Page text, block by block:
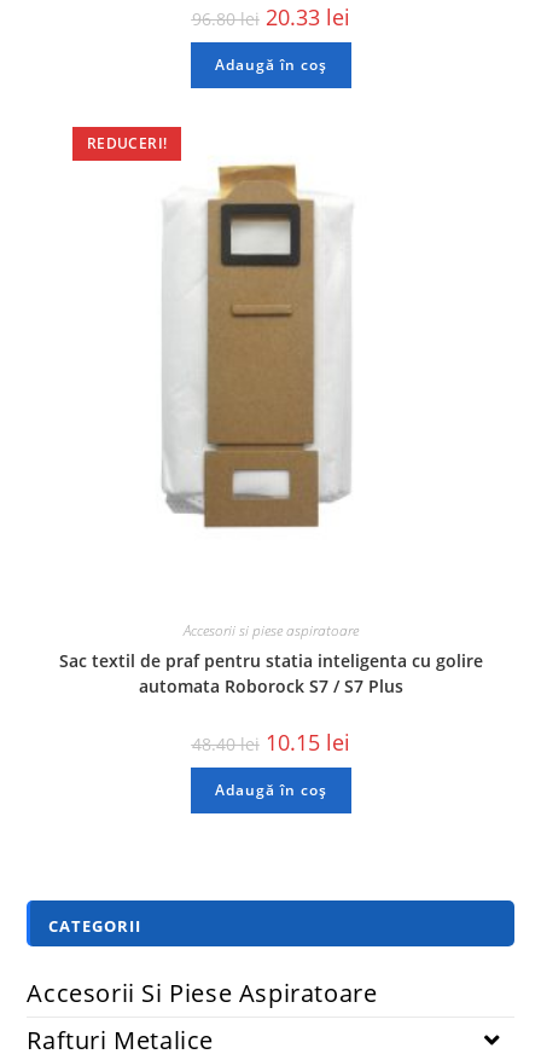
96.80lei 20.33 lei
Adaugă în coș
REDUCERI!
Accesorii si piese aspiratoare
Sac textil de praf pentru statia inteligenta cu golire
automata Roborock S7 / S7 Plus
48.40lei 10.15 lei
Adaugă în coș
CATEGORII
Accesorii Si Piese Aspiratoare
Rafturi Metalice